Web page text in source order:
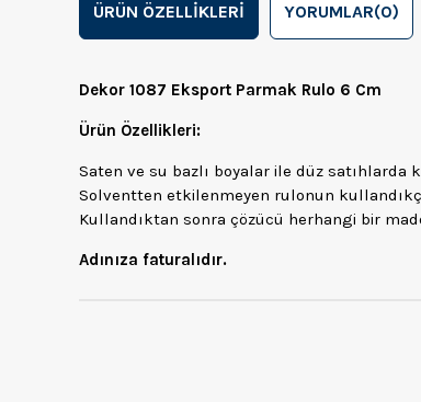
ÜRÜN ÖZELLIKLERI YORUMLAR(0)
Dekor 1087 Eksport Parmak Rulo 6 Cm
Ürün Özellikleri:
Saten ve su bazlı boyalar ile düz satıhlarda
Solventten etkilenmeyen rulonun
Kullandıktan sonra çözücü herhangi bir
Adınıza faturalıdır.